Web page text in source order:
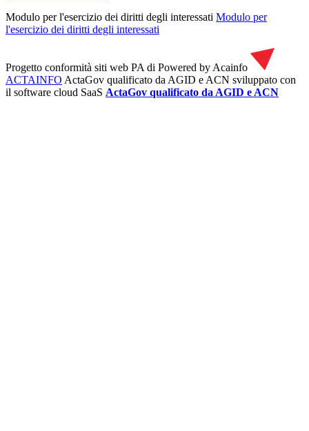
Modulo per l'esercizio dei diritti degli interessati Modulo per
l'esercizio dei diritti degli interessati
Progetto conformità siti web PA di Powered by Acainfo
ACTAINFO ActaGov qualificato da AGID e ACN sviluppato con
il software cloud SaaS ActaGov qualificato da AGID e ACN